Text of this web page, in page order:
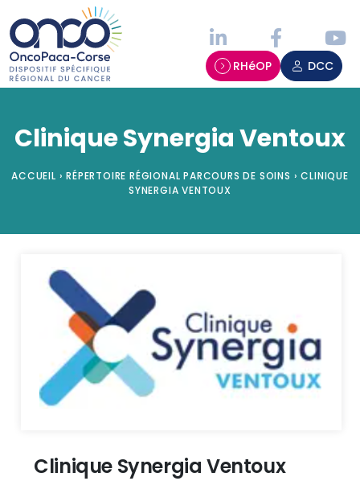
RHéOP DCC
Clinique Synergia Ventoux
ACCUEIL › RÉPERTOIRE RÉGIONAL PARCOURS DE SOINS › CLINIQUE
SYNERGIA VENTOUX
Clinique Synergia Ventoux
Panneau de gestion des cookies